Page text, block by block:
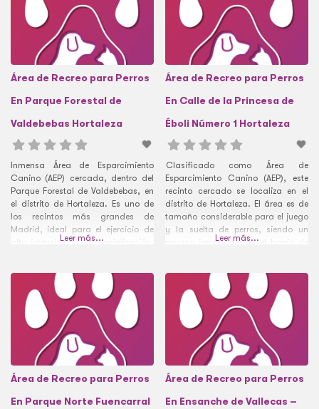
Área de Recreo para Perros
En Parque Forestal de
Valdebebas Hortaleza
Inmensa Área de Esparcimiento
Canino (AEP) cercada, dentro del
Parque Forestal de Valdebebas, en
el distrito de Hortaleza. Es uno de
los recintos más grandes de
Madrid, ideal para el ejercicio de
alta intensidad y la socialización.
de referencia clave.
Leer más...
Área de Recreo para Perros
En Calle de la Princesa de
Éboli Número 1 Hortaleza
Clasificado como Área de
Esparcimiento Canino (AEP), este
recinto cercado se localiza en el
distrito de Hortaleza. El área es de
tamaño considerable para el juego
y la suelta de perros, siendo un
recurso importante en el barrio de
Leer más...
Área de Recreo para Perros
En Parque Norte Fuencarral
Área de Recreo para Perros
En Ensanche de Vallecas –